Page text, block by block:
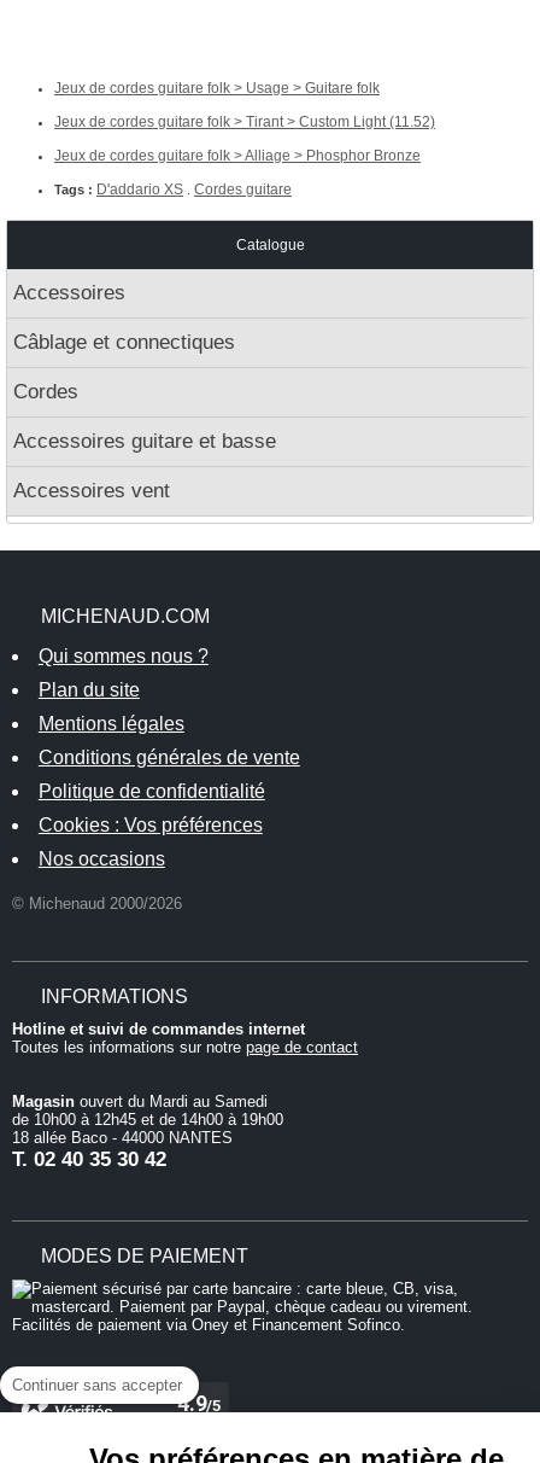
Continuer sans accepter
Jeux de cordes guitare folk > Usage > Guitare folk
Jeux de cordes guitare folk > Tirant > Custom Light (11.52)
Jeux de cordes guitare folk > Alliage > Phosphor Bronze
Tags : D'addario XS . Cordes guitare
Catalogue
Accessoires
Câblage et connectiques
Cordes
Accessoires guitare et basse
Accessoires vent
MICHENAUD.COM
Qui sommes nous ?
Plan du site
Mentions légales
Conditions générales de vente
Politique de confidentialité
Cookies : Vos préférences
Nos occasions
© Michenaud 2000/2026
INFORMATIONS
Hotline et suivi de commandes internet
Toutes les informations sur notre page de contact
Magasin ouvert du Mardi au Samedi
de 10h00 à 12h45 et de 14h00 à 19h00
18 allée Baco - 44000 NANTES
T. 02 40 35 30 42
MODES DE PAIEMENT